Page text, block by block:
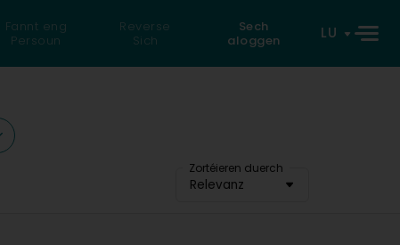
Fannt eng
Persoun
Reverse
Sich
Sech
aloggen
LU
Zortéieren duerch
Relevanz